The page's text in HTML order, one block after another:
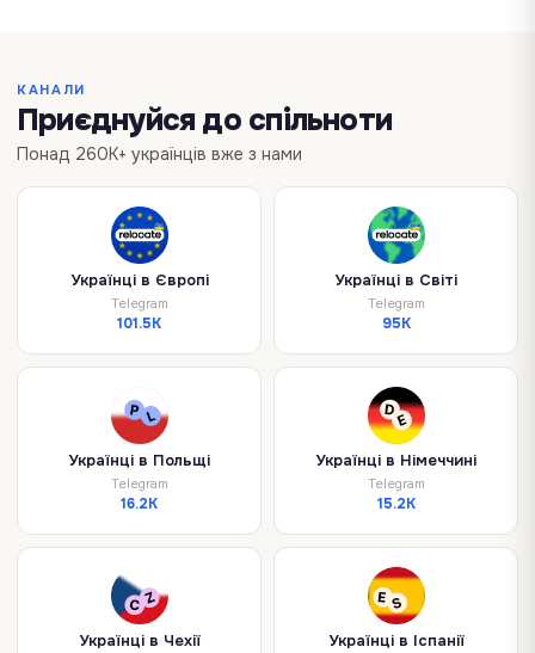
КАНАЛИ
Приєднуйся до спільноти
Понад 260K+ українців вже з нами
Українці в Європі
Telegram
101.5K
Українці в Світі
Telegram
95K
Українці в Польщі
Telegram
16.2K
Українці в Німеччині
Telegram
15.2K
Українці в Чехії Українці в Іспанії